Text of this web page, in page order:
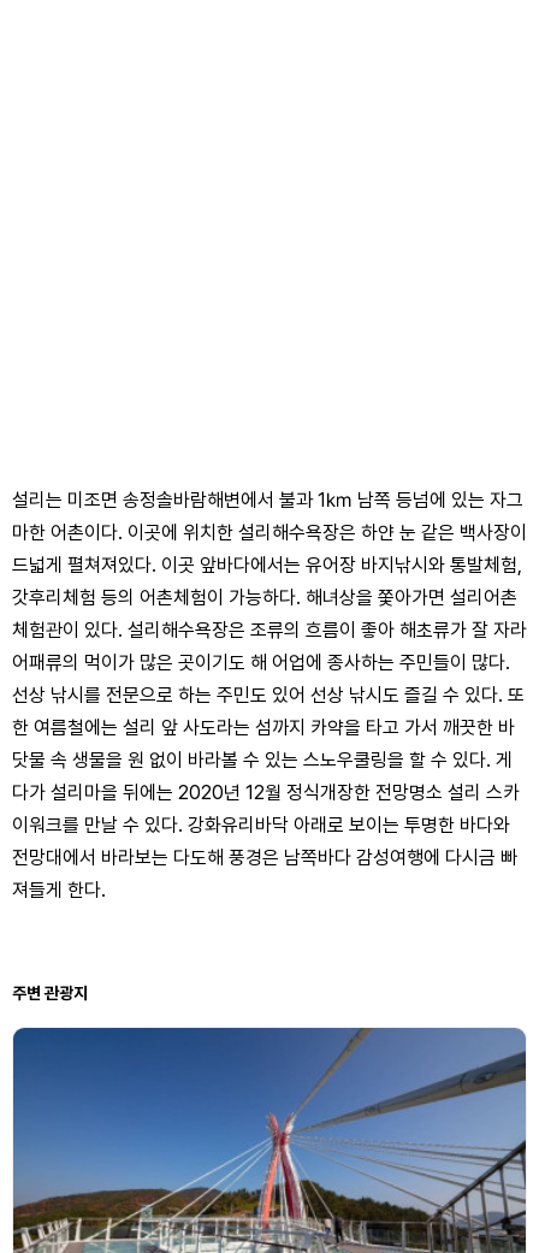
설리는 미조면 송정솔바람해변에서 불과 1㎞ 남쪽 등넘에 있는 자그
마한 어촌이다. 이곳에 위치한 설리해수욕장은 하얀 눈 같은 백사장이
드넓게 펼쳐져있다. 이곳 앞바다에서는 유어장 바지낚시와 통발체험,
갓후리체험 등의 어촌체험이 가능하다. 해녀상을 쫓아가면 설리어촌
체험관이 있다. 설리해수욕장은 조류의 흐름이 좋아 해초류가 잘 자라
어패류의 먹이가 많은 곳이기도 해 어업에 종사하는 주민들이 많다.
선상 낚시를 전문으로 하는 주민도 있어 선상 낚시도 즐길 수 있다. 또
한 여름철에는 설리 앞 사도라는 섬까지 카약을 타고 가서 깨끗한 바
닷물 속 생물을 원 없이 바라볼 수 있는 스노우쿨링을 할 수 있다. 게
다가 설리마을 뒤에는 2020년 12월 정식개장한 전망명소 설리 스카
이워크를 만날 수 있다. 강화유리바닥 아래로 보이는 투명한 바다와
전망대에서 바라보는 다도해 풍경은 남쪽바다 감성여행에 다시금 빠
져들게 한다.
주변 관광지